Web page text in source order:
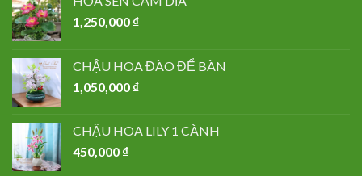
1,250,000 ₫
CHẬU HOA ĐÀO ĐỂ BÀN
1,050,000 ₫
CHẬU HOA LILY 1 CÀNH
450,000 ₫